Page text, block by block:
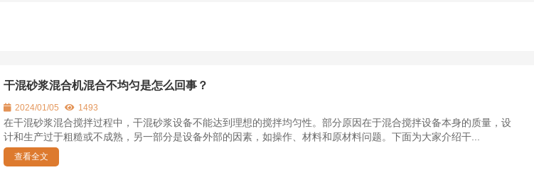
干混砂浆混合机混合不均匀是怎么回事？
2024/01/05 1493
在干混砂浆混合搅拌过程中，干混砂浆设备不能达到理想的搅拌均匀性。部分原因在于混合搅拌设备本身的质量，设
计和生产过于粗糙或不成熟，另一部分是设备外部的因素，如操作、材料和原材料问题。下面为大家介绍干...
查看全文